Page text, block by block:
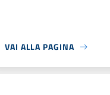
VAI ALLA PAGINA